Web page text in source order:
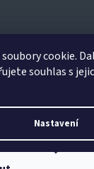
cookie.
souhlas s
Nastavení
Vytvořil
PROMINELI.CZ.
vytvořilShoptetak.cz